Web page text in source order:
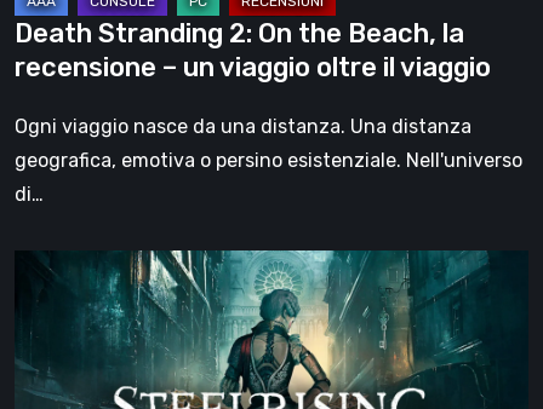
un
viaggio
oltre
il
Death Stranding 2: On the Beach, la
recensione – un viaggio oltre il viaggio
Ogni viaggio nasce da una distanza. Una distanza
geografica, emotiva o persino esistenziale. Nell'universo
di…
Steelrising,
recensione:
rivoluzione
sotto